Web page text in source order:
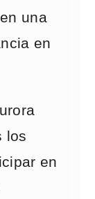
una
en
los
en